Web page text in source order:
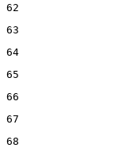
62
63
64
65
66
67
68